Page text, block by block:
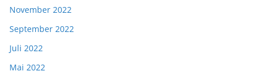
November 2022
September 2022
Juli 2022
Mai 2022